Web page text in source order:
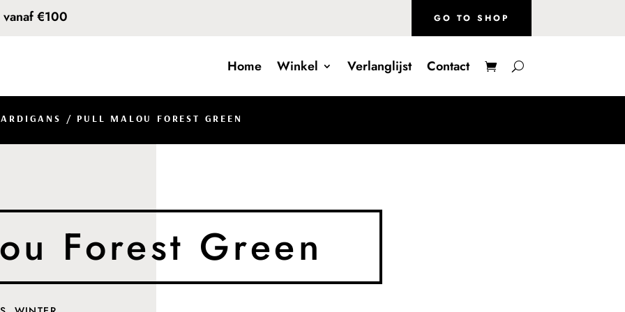
€100 GO TO SHOP
Home Winkel Verlanglijst Contact
/ PULL MALOU FOREST GREEN
Forest Green